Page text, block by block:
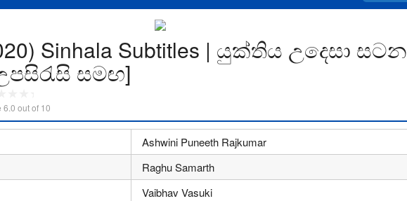
Sinhala Subtitles | යුක්තිය උදෙසා සටන
සමඟ]
6.0 out of 10
Ashwini Puneeth Rajkumar
Raghu Samarth
Vaibhav Vasuki